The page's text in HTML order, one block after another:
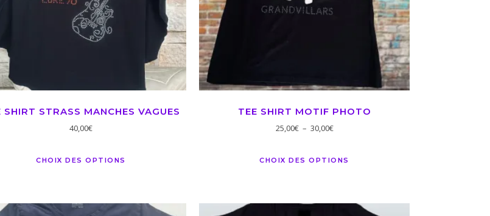
SHIRT STRASS MANCHES VAGUES
40,00€
CHOIX DES OPTIONS
TEE SHIRT MOTIF PHOTO
25,00€ – 30,00€
CHOIX DES OPTIONS